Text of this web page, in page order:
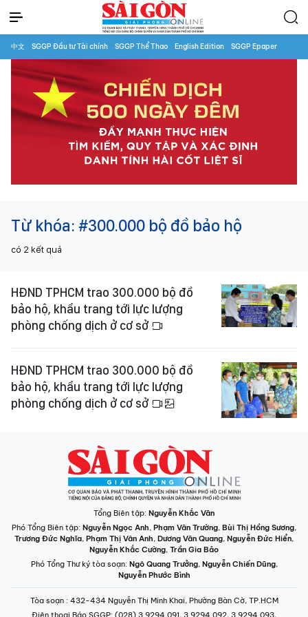
中文 SGGP Đầu tư Tài chính SGGP Thể Thao English Edition SGGP Epaper
Từ khóa: #300.000 bộ đồ bảo hộ
có 2 kết quả
HĐND TPHCM trao 300.000 bộ đồ
bảo hộ, khẩu trang tới lực lượng
phòng chống dịch ở cơ sở
HĐND TPHCM trao 300.000 bộ đồ
bảo hộ, khẩu trang tới lực lượng
phòng chống dịch ở cơ sở
Tổng Biên tập: Nguyễn Khắc Văn
Phó Tổng Biên tập: Nguyễn Ngọc Anh, Phạm Văn Trường, Bùi Thị Hồng Sương,
Trương Đức Nghĩa, Phạm Thị Vân Anh, Dương Văn Quang, Nguyễn Đức Hiển,
Nguyễn Khắc Cường, Trần Gia Bảo
Phó Tổng Thư ký tòa soạn: Ngô Quang Trưởng, Nguyễn Chiến Dũng,
Nguyễn Phước Bình
Tòa soạn : 432-434 Nguyễn Thị Minh Khai, Phường Bàn Cờ, TP.HCM
Điện thoại Báo SGGP: (028) 3.9294.091, 3.9294.092, 3.9294.093,